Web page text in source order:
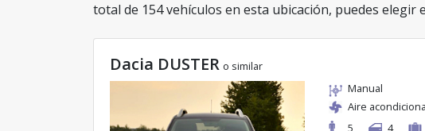
total de 154 vehículos en esta ubicación, puedes elegir
Dacia DUSTER o similar
Manual
Aire
5
4